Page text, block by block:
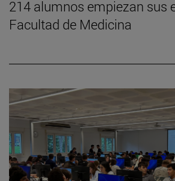
214 alumnos empiezan sus
Facultad de Medicina